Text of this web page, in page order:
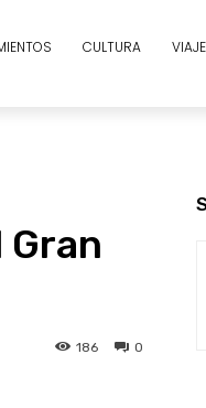
CULTURA
0
186